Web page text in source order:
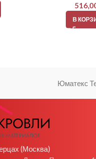
В
Юматекс
(Москва)